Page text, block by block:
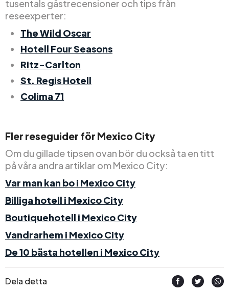
tusentals gästrecensioner och tips från
reseexperter:
The Wild Oscar
Hotell Four Seasons
Ritz-Carlton
St. Regis Hotell
Colima 71
Fler reseguider för Mexico City
Om du gillade tipsen ovan bör du också ta en titt
på våra andra artiklar om Mexico City:
Var man kan bo i Mexico City
Billiga hotell i Mexico City
Boutiquehotell i Mexico City
Vandrarhem i Mexico City
De 10 bästa hotellen i Mexico City
Dela detta